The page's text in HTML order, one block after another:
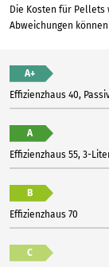
Die Kosten für
Abweichungen
A+
Effizienzhaus 40,
A
Effizienzhaus 55, 3-
B
Effizienzhaus 70
C